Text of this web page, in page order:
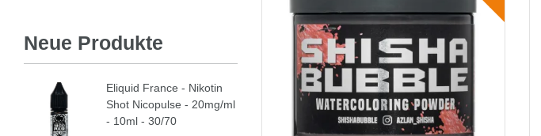
Neue Produkte
Eliquid France - Nikotin
Shot Nicopulse - 20mg/ml
- 10ml - 30/70